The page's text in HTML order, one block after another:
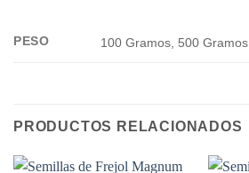
PESO 100 Gramos, 500 Gramos
PRODUCTOS RELACIONADOS